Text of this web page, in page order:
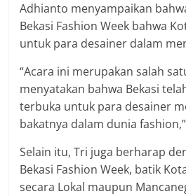
Adhianto menyampaikan
Bekasi Fashion Week bahwa
untuk para desainer dalam
“Acara ini merupakan salah
menyatakan bahwa Bekasi
terbuka untuk para desainer
bakatnya dalam dunia
Selain itu, Tri juga berharap
Bekasi Fashion Week, batik
secara Lokal maupun